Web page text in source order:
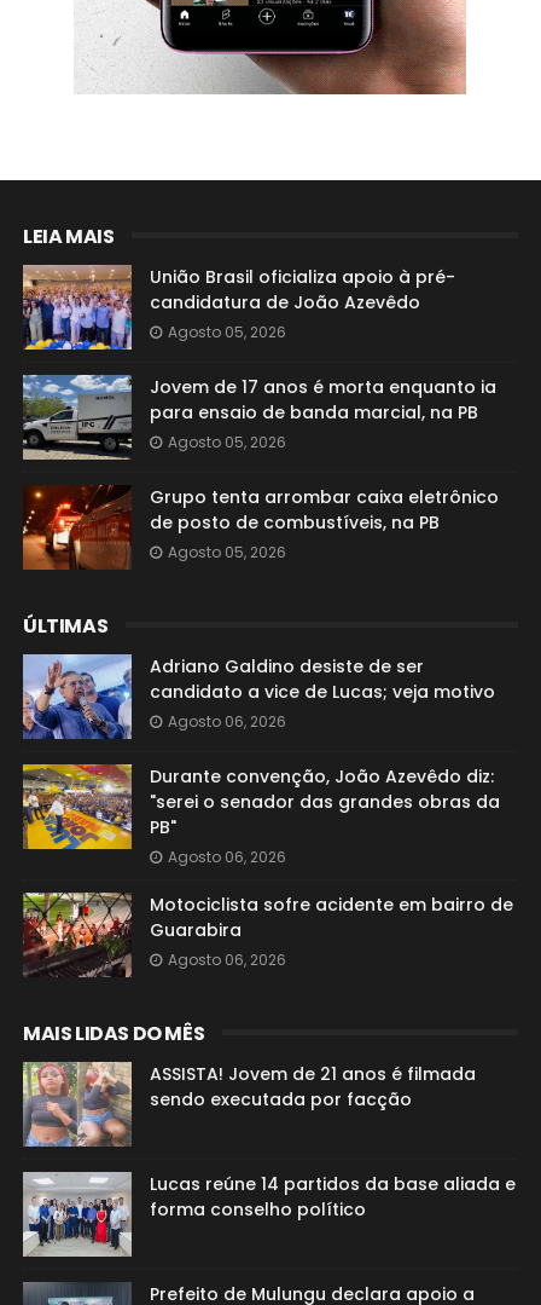
LEIA MAIS
União Brasil oficializa apoio à pré-
candidatura de João Azevêdo
Agosto 05, 2026
Jovem de 17 anos é morta enquanto ia
para ensaio de banda marcial, na PB
Agosto 05, 2026
Grupo tenta arrombar caixa eletrônico
de posto de combustíveis, na PB
Agosto 05, 2026
ÚLTIMAS
Adriano Galdino desiste de ser
candidato a vice de Lucas; veja motivo
Agosto 06, 2026
Durante convenção, João Azevêdo diz:
"serei o senador das grandes obras da
PB"
Agosto 06, 2026
Motociclista sofre acidente em bairro de
Guarabira
Agosto 06, 2026
MAIS LIDAS DO MÊS
ASSISTA! Jovem de 21 anos é filmada
sendo executada por facção
Lucas reúne 14 partidos da base aliada e
forma conselho político
Prefeito de Mulungu declara apoio a